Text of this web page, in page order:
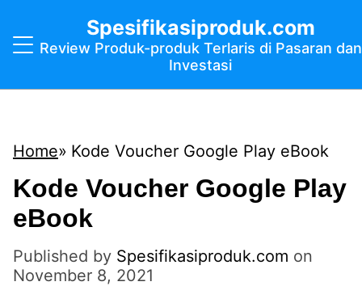
Spesifikasiproduk.com
Review Produk-produk Terlaris di Pasaran dan
Investasi
Home Kode Voucher Google Play eBook
Kode Voucher Google Play
eBook
Published by Spesifikasiproduk.com on
November 8, 2021